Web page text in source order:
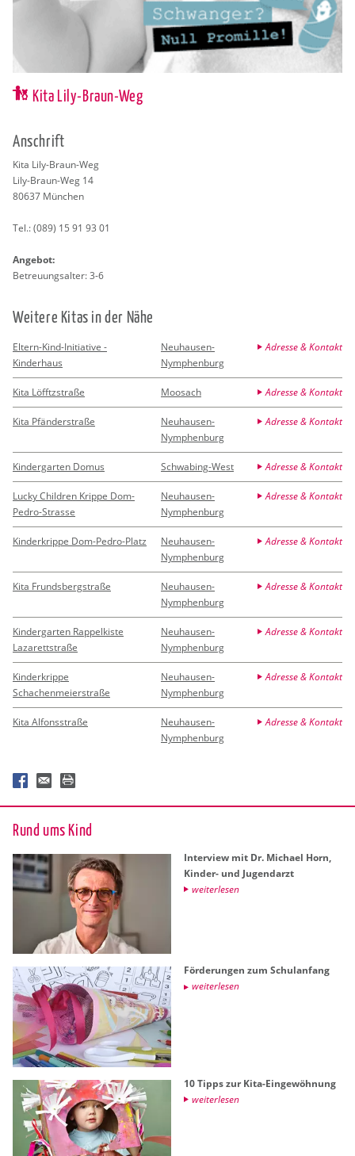
Kita Lily-Braun-Weg
An­schrift
Kita Lily-Braun-Weg
Lily-Braun-Weg 14
80637 Mün­chen
Tel.:(089) 15 91 93 01
An­ge­bot:
Be­treu­ungs­al­ter: 3-6
Wei­te­re Kitas in der Nähe
Eltern-Kind-Initiative -
Kinderhaus
Neuhausen-
Nymphenburg
Adresse & Kontakt
Kita Löfftzstraße Moosach Adresse & Kontakt
Kita Pfänderstraße
Neuhausen-
Nymphenburg
Adresse & Kontakt
Kindergarten Domus Schwabing-West Adresse & Kontakt
Lucky Children Krippe Dom-
Pedro-Strasse
Neuhausen-
Nymphenburg
Adresse & Kontakt
Kinderkrippe Dom-Pedro-Platz
Neuhausen-
Nymphenburg
Adresse & Kontakt
Kita Frundsbergstraße
Neuhausen-
Nymphenburg
Adresse & Kontakt
Kindergarten Rappelkiste
Lazarettstraße
Neuhausen-
Nymphenburg
Adresse & Kontakt
Kinderkrippe
Schachenmeierstraße
Neuhausen-
Nymphenburg
Adresse & Kontakt
Kita Alfonsstraße
Neuhausen-
Nymphenburg
Adresse & Kontakt
Rund ums Kind
In­ter­view mit Dr. Mi­cha­el Horn,
Kin­der- und Ju­gend­arzt
wei­ter­le­sen
För­de­run­gen zum Schul­an­fang
wei­ter­le­sen
10 Tipps zur Kita-Ein­ge­wöh­nung
wei­ter­le­sen